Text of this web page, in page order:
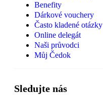
Benefity
Dárkové vouchery
Často kladené otázky
Online delegát
Naši průvodci
Můj Čedok
Sledujte nás